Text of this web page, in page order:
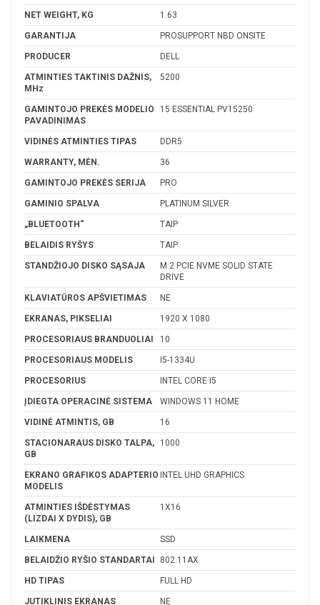
NET WEIGHT, KG 1.63
GARANTIJA PROSUPPORT NBD ONSITE
PRODUCER DELL
ATMINTIES TAKTINIS DAŽNIS,
MHz
5200
GAMINTOJO PREKĖS MODELIO
PAVADINIMAS
15 ESSENTIAL PV15250
VIDINĖS ATMINTIES TIPAS DDR5
WARRANTY, MĖN. 36
GAMINTOJO PREKĖS SERIJA PRO
GAMINIO SPALVA PLATINUM SILVER
„BLUETOOTH“ TAIP
BELAIDIS RYŠYS TAIP
STANDŽIOJO DISKO SĄSAJA
M.2 PCIE NVME SOLID STATE
DRIVE
KLAVIATŪROS APŠVIETIMAS NE
EKRANAS, PIKSELIAI 1920 X 1080
PROCESORIAUS BRANDUOLIAI 10
PROCESORIAUS MODELIS I5-1334U
PROCESORIUS INTEL CORE I5
ĮDIEGTA OPERACINĖ SISTEMA WINDOWS 11 HOME
VIDINĖ ATMINTIS, GB 16
STACIONARAUS DISKO TALPA,
GB
1000
EKRANO GRAFIKOS ADAPTERIO
MODELIS
INTEL UHD GRAPHICS
ATMINTIES IŠDĖSTYMAS
(LIZDAI X DYDIS), GB
1X16
LAIKMENA SSD
BELAIDŽIO RYŠIO STANDARTAI 802.11AX
HD TIPAS FULL HD
JUTIKLINIS EKRANAS NE